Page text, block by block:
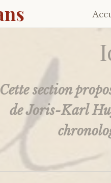
au
Cette section
de Joris-Karl